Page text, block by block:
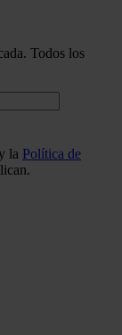
Todos los
la Política de